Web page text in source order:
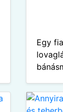
Egy